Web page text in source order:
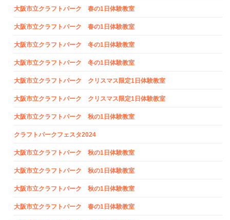
大阪市立クラフトパーク 春の1日体験教室
大阪市立クラフトパーク 春の1日体験教室
大阪市立クラフトパーク 冬の1日体験教室
大阪市立クラフトパーク 冬の1日体験教室
大阪市立クラフトパーク クリスマス限定1日体験教室
大阪市立クラフトパーク クリスマス限定1日体験教室
大阪市立クラフトパーク 秋の1日体験教室
クラフトパークフェスタ2024
大阪市立クラフトパーク 秋の1日体験教室
大阪市立クラフトパーク 秋の1日体験教室
大阪市立クラフトパーク 秋の1日体験教室
大阪市立クラフトパーク 春の1日体験教室